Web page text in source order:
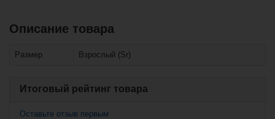
(взрослый)
Описание товара
Размер Взрослый (Sr)
Итоговый рейтинг товара
Оставьте отзыв первым